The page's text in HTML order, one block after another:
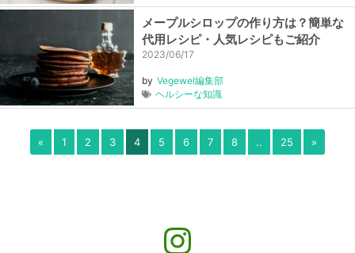
メープルシロップの作り方は？簡単な
代用レシピ・人気レシピもご紹介
2023/06/17
by Vegewel編集部
ヘルシーな知識
« 1 2 3 4 5 6 7 8 .. 25 »